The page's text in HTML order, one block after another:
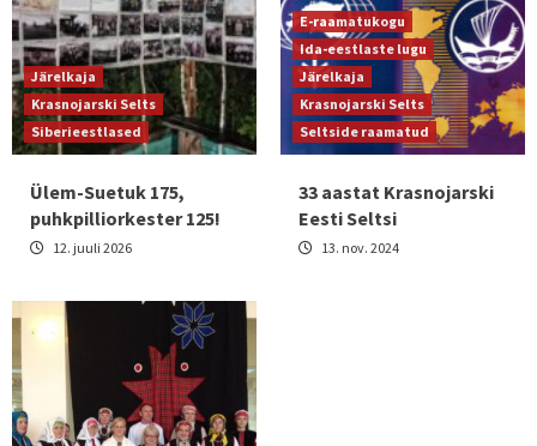
Järelkaja
Krasnojarski Selts
Siberieestlased
Ülem-Suetuk 175,
puhkpilliorkester 125!
12. juuli 2026
E-raamatukogu
Ida-eestlaste lugu
Järelkaja
Krasnojarski Selts
Seltside raamatud
33 aastat Krasnojarski
Eesti Seltsi
13. nov. 2024